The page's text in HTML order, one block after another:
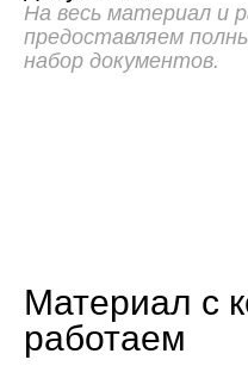
На весь материал и
предоставляем
набор документов.
Материал с
работаем